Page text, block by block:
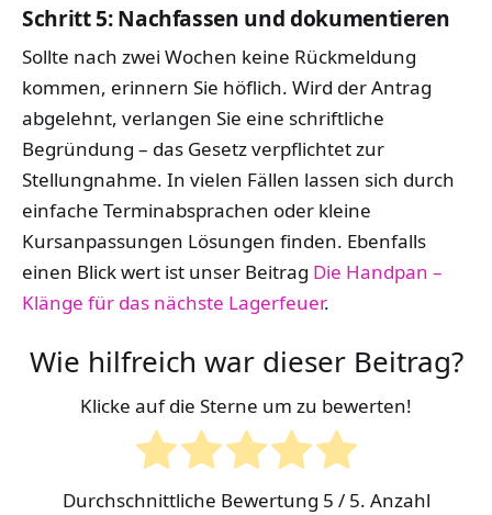
Schritt 5: Nachfassen und dokumentieren
Sollte nach zwei Wochen keine Rückmeldung
kommen, erinnern Sie höflich. Wird der Antrag
abgelehnt, verlangen Sie eine schriftliche
Begründung – das Gesetz verpflichtet zur
Stellungnahme. In vielen Fällen lassen sich durch
einfache Terminabsprachen oder kleine
Kursanpassungen Lösungen finden. Ebenfalls
einen Blick wert ist unser Beitrag Die Handpan –
Klänge für das nächste Lagerfeuer.
Wie hilfreich war dieser Beitrag?
Klicke auf die Sterne um zu bewerten!
Durchschnittliche Bewertung 5 / 5. Anzahl